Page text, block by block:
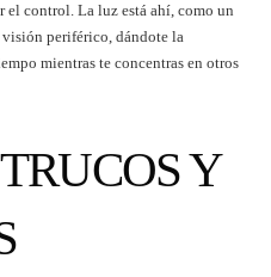
el control. La luz está ahí, como un
periférico, dándote la
mientras te concentras en otros
Y